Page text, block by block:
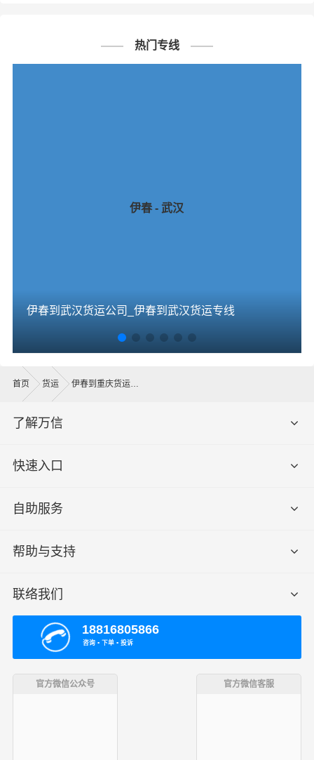
热门专线
伊春 - 武汉
伊春到武汉货运公司_伊春到武汉货运专线
首页 货运 伊春到重庆货运公司
了解万信
快速入口
自助服务
帮助与支持
联络我们
18816805866
咨询 ▪ 下单 ▪ 投诉
官方微信公众号 官方微信客服